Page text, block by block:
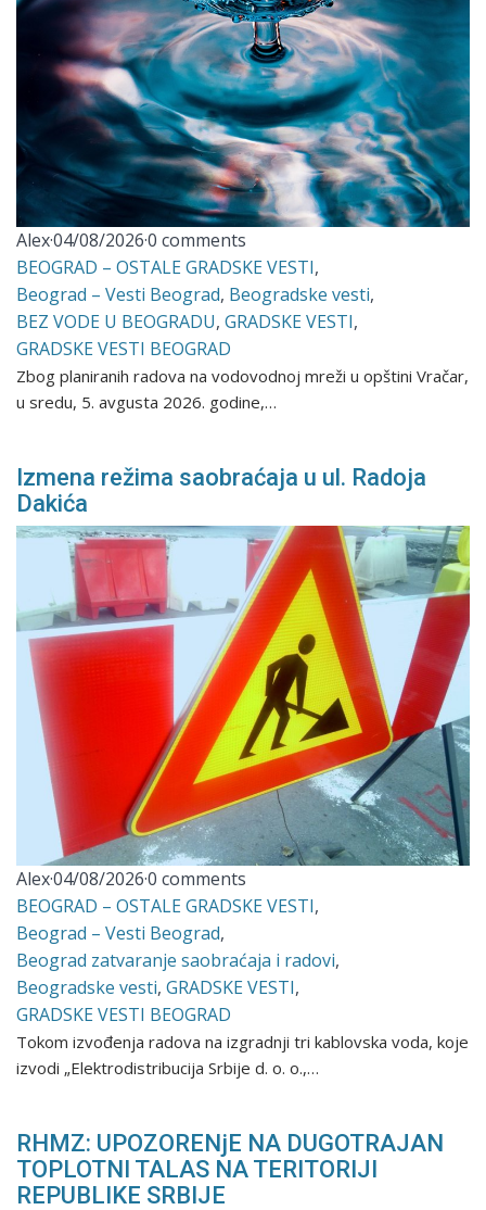
Alex·04/08/2026·0 comments
BEOGRAD – OSTALE GRADSKE VESTI,
Beograd – Vesti Beograd, Beogradske vesti,
BEZ VODE U BEOGRADU,GRADSKE VESTI,
GRADSKE VESTI BEOGRAD
Zbog planiranih radova na vodovodnoj mreži u opštini Vračar,
u sredu, 5. avgusta 2026. godine,…
Izmena režima saobraćaja u ul. Radoja
Dakića
Alex·04/08/2026·0 comments
BEOGRAD – OSTALE GRADSKE VESTI,
Beograd – Vesti Beograd,
Beograd zatvaranje saobraćaja i radovi,
Beogradske vesti,GRADSKE VESTI,
GRADSKE VESTI BEOGRAD
Tokom izvođenja radova na izgradnji tri kablovska voda, koje
izvodi „Elektrodistribucija Srbije d. o. o.,…
RHMZ: UPOZORENjE NA DUGOTRAJAN
TOPLOTNI TALAS NA TERITORIJI
REPUBLIKE SRBIJE